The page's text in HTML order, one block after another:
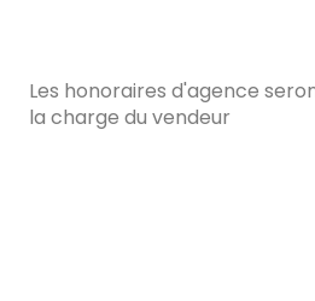
Garage avec atelier
Les honoraires d'agence
la charge du vendeur